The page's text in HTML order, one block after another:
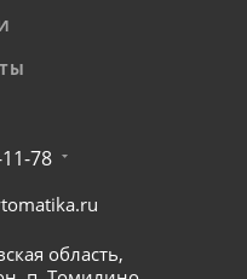
78
область,